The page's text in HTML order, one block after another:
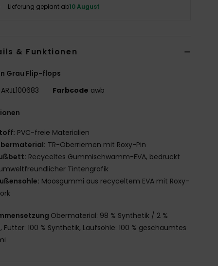
Lieferung geplant ab10 August
& Funktionen
Grau Flip-flops
ARJL100683 Farbcode awb
PVC-freie Materialien
TR-Oberriemen mit Roxy-Pin
Recyceltes Gummischwamm-EVA, bedruckt
Tintengrafik
Moosgummi aus recyceltem EVA mit Roxy-
Obermaterial: 98 % Synthetik / 2 %
Futter: 100 % Synthetik, Laufsohle: 100 % geschäumtes